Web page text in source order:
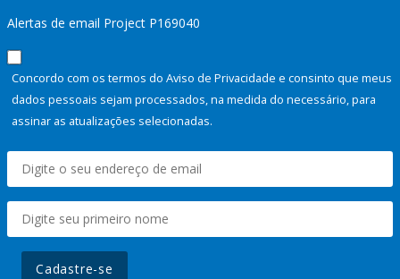
Alertas de email Project P169040
Concordo com os termos do Aviso de Privacidade e consinto que meus
dados pessoais sejam processados, na medida do necessário, para
assinar as atualizações selecionadas.
Cadastre-se